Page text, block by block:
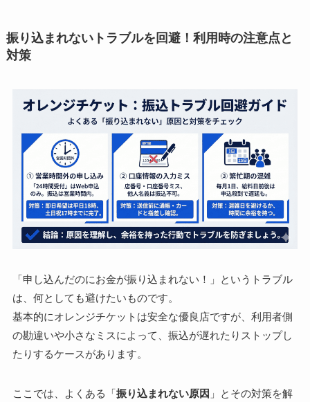
振り込まれないトラブルを回避！利用時の注意点と
対策
「申し込んだのにお金が振り込まれない！」というトラブル
は、何としても避けたいものです。
基本的にオレンジチケットは安全な優良店ですが、利用者側
の勘違いや小さなミスによって、振込が遅れたりストップし
たりするケースがあります。
ここでは、よくある「振り込まれない原因 」とその対策を解